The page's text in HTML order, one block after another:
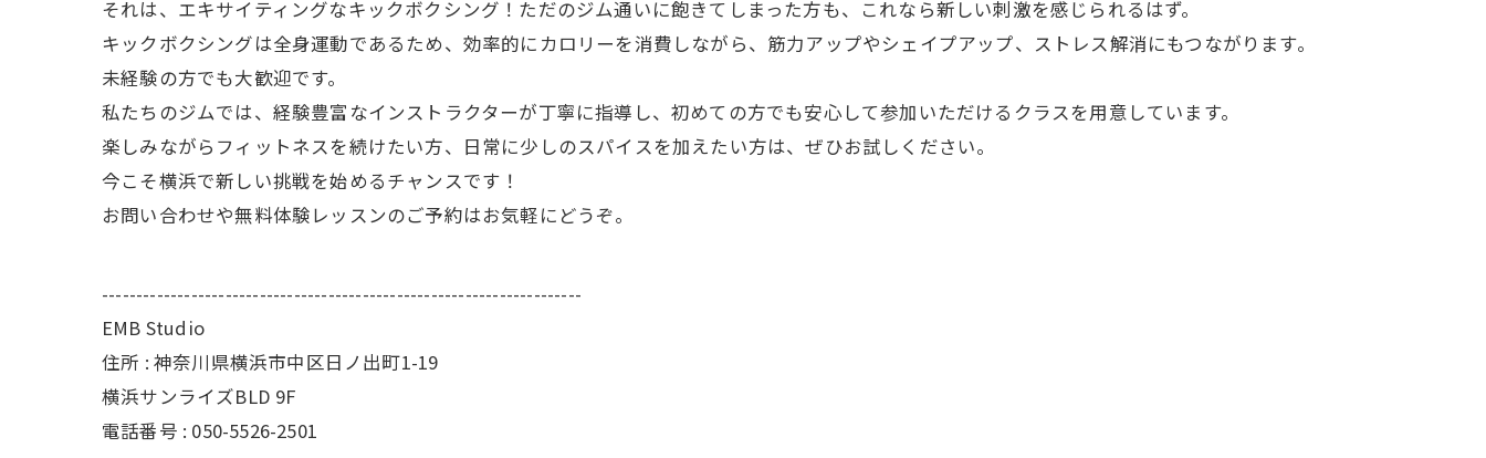
それは、エキサイティングなキックボクシング！ただのジム通いに飽きてしまった方も、これなら新しい刺激を感じられるはず。
キックボクシングは全身運動であるため、効率的にカロリーを消費しながら、筋力アップやシェイプアップ、ストレス解消にもつながります。
未経験の方でも大歓迎です。
私たちのジムでは、経験豊富なインストラクターが丁寧に指導し、初めての方でも安心して参加いただけるクラスを用意しています。
楽しみながらフィットネスを続けたい方、日常に少しのスパイスを加えたい方は、ぜひお試しください。
今こそ横浜で新しい挑戦を始めるチャンスです！
お問い合わせや無料体験レッスンのご予約はお気軽にどうぞ。
----------------------------------------------------------------------
EMB Studio
住所 : 神奈川県横浜市中区日ノ出町1-19
横浜サンライズBLD 9F
電話番号 : 050-5526-2501